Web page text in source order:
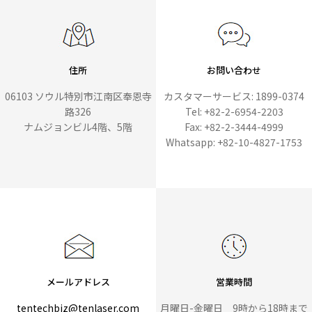
住所
06103 ソウル特別市江南区奉恩寺
路326
ナムジョンビル4階、5階
お問い合わせ
カスタマーサービス: 1899-0374
Tel: +82-2-6954-2203
Fax: +82-2-3444-4999
Whatsapp: +82-10-4827-1753
メールアドレス
tentechbiz@tenlaser.com
営業時間
月曜日-金曜日 9時から18時まで